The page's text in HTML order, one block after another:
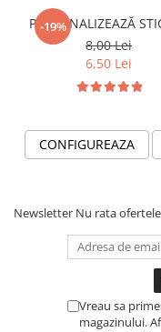
STICKERE
PRODUSE
CARTI DE VIZITA
ECHIPAMENT DE LUCRU
PLACUTE INFORMATIVE
BANNERE
TRICOURI MĂRCI AUTO
TRICOURI AUDI
TRICOURI BMW
TRICOURI FORD
-19%
PERSONALIZEAZĂ
8,00 Lei
6,50 Lei
CONFIGUREAZA
Newsletter Nu rata
Vreau sa
magazinului.